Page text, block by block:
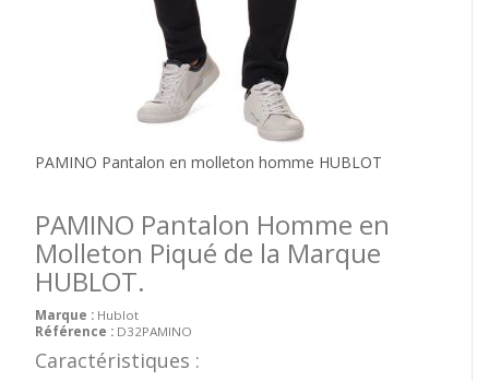
PAMINO Pantalon en molleton homme HUBLOT
PAMINO Pantalon Homme en
Molleton Piqué de la Marque
HUBLOT.
Marque : Hublot
Référence : D32PAMINO
Caractéristiques :